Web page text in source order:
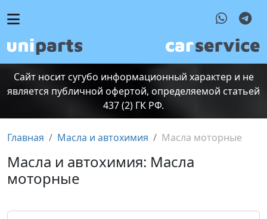
Сайт носит сугубо информационный характер и не
является публичной офертой, определяемой статьей
437 (2) ГК РФ.
Главная Масла и автохимия Масла моторные
Масла и автохимия: Масла
моторные